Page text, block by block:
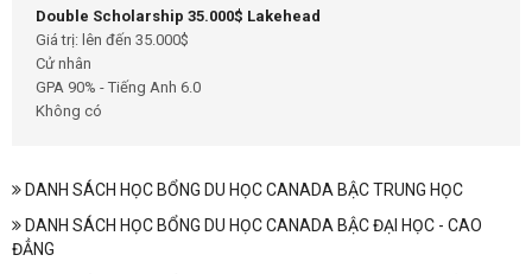
Double Scholarship 35.000$ Lakehead
Giá trị: lên đến 35.000$
Cử nhân
GPA 90% - Tiếng Anh 6.0
Không có
DANH SÁCH HỌC BỔNG DU HỌC CANADA BẬC TRUNG HỌC
DANH SÁCH HỌC BỔNG DU HỌC CANADA BẬC ĐẠI HỌC - CAO
ĐẲNG